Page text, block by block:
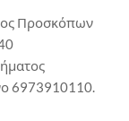
Προσκόπων
6973910110.